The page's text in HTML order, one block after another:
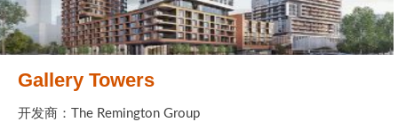
Gallery Towers
开发商：The Remington Group